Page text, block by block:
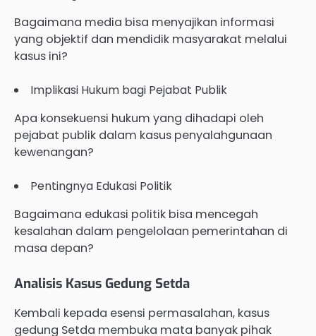
Bagaimana media bisa menyajikan informasi
yang objektif dan mendidik masyarakat melalui
kasus ini?
Implikasi Hukum bagi Pejabat Publik
Apa konsekuensi hukum yang dihadapi oleh
pejabat publik dalam kasus penyalahgunaan
kewenangan?
Pentingnya Edukasi Politik
Bagaimana edukasi politik bisa mencegah
kesalahan dalam pengelolaan pemerintahan di
masa depan?
Analisis Kasus Gedung Setda
Kembali kepada esensi permasalahan, kasus
gedung Setda membuka mata banyak pihak